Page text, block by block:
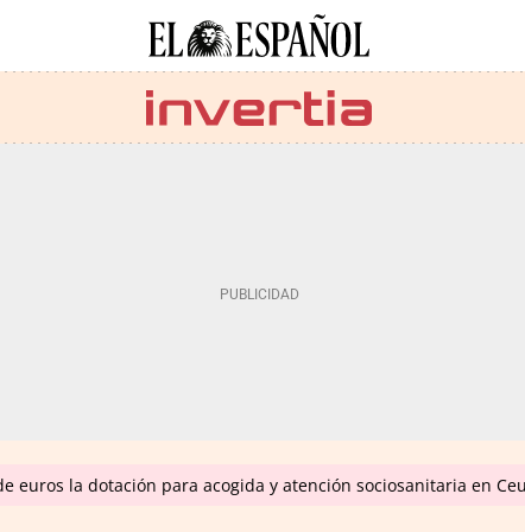
euros la dotación para acogida y atención sociosanitaria en